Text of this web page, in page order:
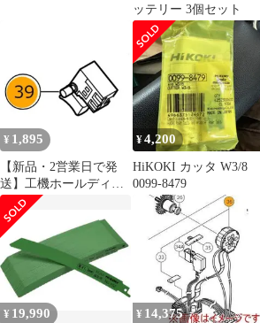
ッテリー 3個セット
¥ 1,895
【新品・2営業日で発
送】工機ホールディン
グス HiKOKI スイツチ
(ブレーキヨウ) (337724
6444)
¥4,200
HiKOKI カッタ W3/8
0099-8479
¥ 19,990 ¥ 14,375